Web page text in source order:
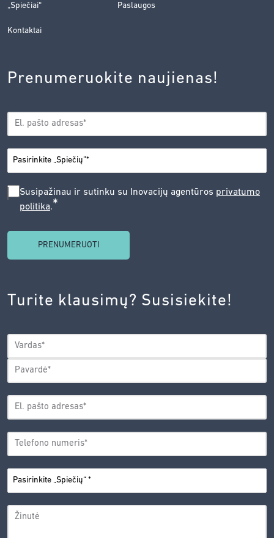
„Spiečiai“ Paslaugos
Kontaktai
Prenumeruokite naujienas!
EL.
PAŠTAS*
MIESTAS*
SUSIPAŽINAU
SUTINKU
AGENTŪROS
PRIVATUMO
POLITIKA.*
Susipažinau ir sutinku su Inovacijų agentūros privatumo
politika.*
Turite klausimų? Susisiekite!
VARDAS*
Vardas
EL.
ADRESAS*
TELEFONO
NUMERIS*
PASIRINKITE
„SPIEČIŲ“*
ŽINUTĖ